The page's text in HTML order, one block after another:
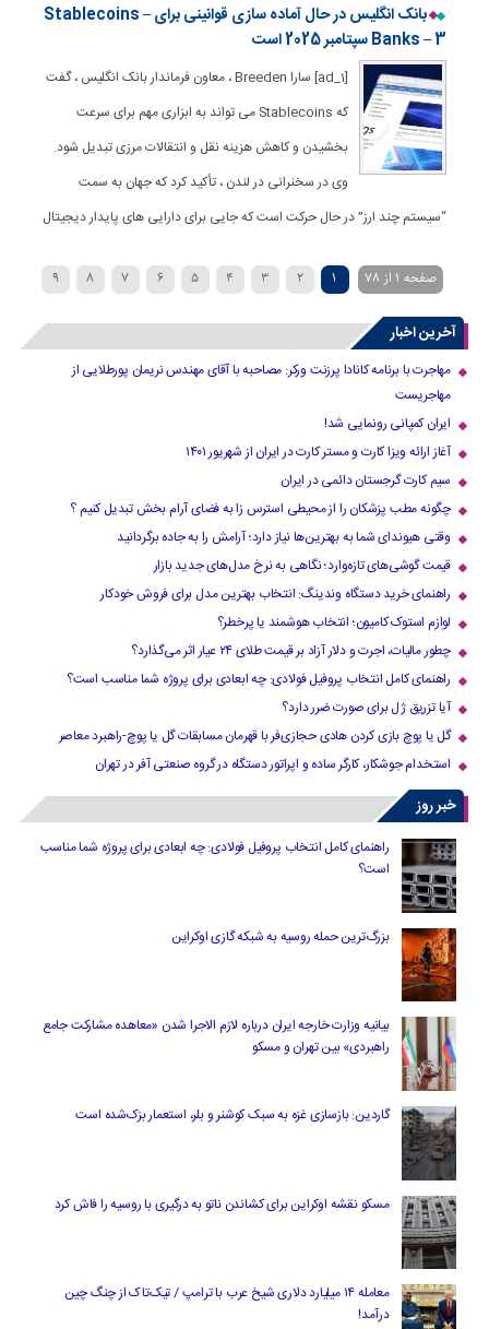
بانک انگلیس در حال آماده سازی قوانینی برای Stablecoins –
Banks – 3 سپتامبر 2025 است
[ad_1] سارا Breeden ، معاون فرماندار بانک انگلیس ، گفت
که Stablecoins می تواند به ابزاری مهم برای سرعت
بخشیدن و کاهش هزینه نقل و انتقالات مرزی تبدیل شود.
وی در سخنرانی در لندن ، تأکید کرد که جهان به سمت
“سیستم چند ارز” در حال حرکت است که جایی برای دارایی های پایدار دیجیتال
صفحه 1 از 78 1
2
3
4
5
6
7
8
9
10
›
20
30
40
...
» آخرین اخبار
مهاجرت با برنامه کانادا پرزنت ورکر: مصاحبه با آقای مهندس نریمان پورطلایی از
مهاجریست
ایران کمپانی رونمایی شد!
آغاز ارائه ویزا کارت و مستر کارت در ایران از شهریور ۱۴۰۱
سیم کارت گرجستان دائمی در ایران
چگونه مطب پزشکان را از محیطی استرس زا به فضای آرام بخش تبدیل کنیم ؟
وقتی هیوندای شما به بهترین‌ها نیاز دارد؛ آرامش را به جاده برگردانید
قیمت گوشی‌های تازه‌وارد؛ نگاهی به نرخ مدل‌های جدید بازار
راهنمای خرید دستگاه وندینگ: انتخاب بهترین مدل برای فروش خودکار
لوازم استوک کامیون؛ انتخاب هوشمند یا پرخطر؟
چطور مالیات، اجرت و دلار آزاد بر قیمت طلای ۲۴ عیار اثر می‌گذارد؟
راهنمای کامل انتخاب پروفیل فولادی: چه ابعادی برای پروژه شما مناسب است؟
آیا تزریق ژل برای صورت ضرر دارد​؟
گل یا پوچ بازی کردن هادی حجازی‌فر با قهرمان مسابقات گل یا پوچ-راهبرد معاصر
استخدام جوشکار، کارگر ساده و اپراتور دستگاه در گروه صنعتی آفر در تهران
خبر روز
راهنمای کامل انتخاب پروفیل فولادی: چه ابعادی برای پروژه شما مناسب
است؟
بزرگ‌ترین حمله روسیه به شبکه گازی اوکراین
بیانیه وزارت خارجه ایران درباره لازم‌ الاجرا شدن «معاهده مشارکت جامع
راهبردی» بین تهران و مسکو
گاردین: بازسازی غزه به سبک کوشنر و بلر، استعمار بزک‌شده است
مسکو نقشه اوکراین برای کشاندن ناتو به درگیری با روسیه را فاش کرد
معامله ۱۴ میلیارد دلاری شیخ عرب با ترامپ / تیک‌تاک از چنگ چین
درآمد!